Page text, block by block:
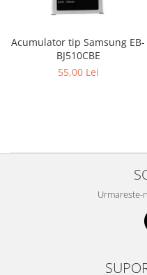
Acumulator tip Samsung EB-
BJ510CBE
55,00 Lei
Urmareste-